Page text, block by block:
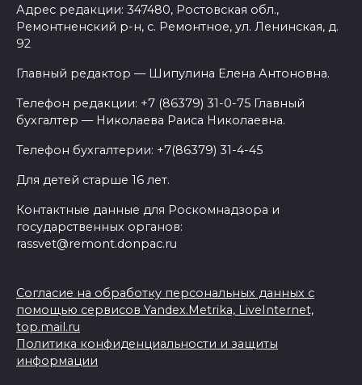
Адрес редакции: 347480, Ростовская обл.,
Ремонтненский р-н, с. Ремонтное, ул. Ленинская, д.
92
Главный редактор — Шипулина Елена Антоновна.
Телефон редакции: +7 (86379) 31-0-75 Главный
бухгалтер — Николаева Раиса Николаевна.
Телефон бухгалтерии: +7(86379) 31-4-45
Для детей старше 16 лет.
Контактные данные для Роскомнадзора и
государственных органов:
rassvet@remont.donpac.ru
Согласие на обработку персональных данных с
помощью сервисов Yandex.Metrika, LiveInternet,
top.mail.ru
Политика конфиденциальности и защиты
информации